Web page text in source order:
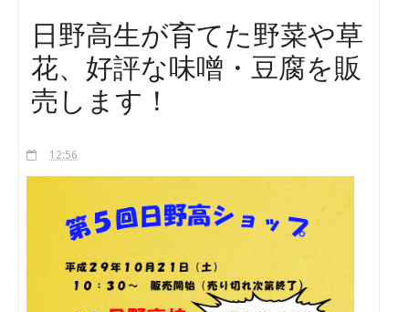
日野高生が育てた野菜や草
花、好評な味噌・豆腐を販
売します！
12:56